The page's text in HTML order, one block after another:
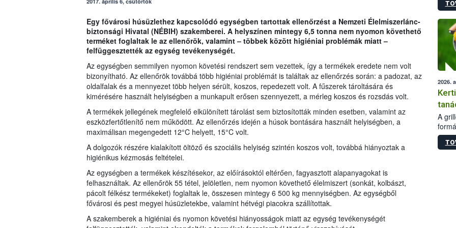
Egy fővárosi húsüzlethez kapcsolódó egységben tartottak ellenőrzést a Nemzeti Élelmiszerlánc-
biztonsági Hivatal (NÉBIH) szakemberei. A helyszínen mintegy 6,5 tonna nem nyomon követhető
terméket foglaltak le az ellenőrök, valamint – többek között higiéniai problémák miatt –
felfüggesztették az egység tevékenységét.
Az egységben semmilyen nyomon követési rendszert sem vezettek, így a termékek eredete nem volt
bizonyítható. Az ellenőrök továbbá több higiéniai problémát is találtak az ellenőrzés során: a padozat, az
oldalfalak és a mennyezet több helyen sérült, koszos, repedezett volt. A fűszerek tároltására és
kimérésére használt helyiségben a munkapult erősen szennyezett, a mérleg koszos és rozsdás volt.
A termékek jellegének megfelelő elkülönített tárolást sem biztosították minden esetben, valamint az
eszközfertőtlenítő nem működött. Az ellenőrzés idején a húsok bontására használt helyiségben, a
maximálisan megengedett 12°C helyett, 15°C volt.
A dolgozók részére kialakított öltöző és szociális helyiség szintén koszos volt, továbbá hiányoztak a
higiénikus kézmosás feltételei.
Az egységben a termékek készítésekor, az előírásoktól eltérően, fagyasztott alapanyagokat is
felhasználtak. Az ellenőrök 55 tétel, jelöletlen, nem nyomon követhető élelmiszert (sonkát, kolbászt,
pácolt félkész termékeket) foglaltak le, összesen mintegy 6 500 kg mennyiségben. Az egységből
fővárosi és pest megyei húsüzletekbe, valamint hétvégi piacokra szállítottak.
A szakemberek a higiéniai és nyomon követési hiányosságok miatt az egység tevékenységét
Az
2026.
A